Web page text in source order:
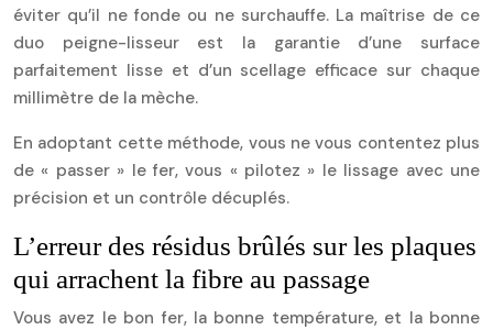
éviter qu’il ne fonde ou ne surchauffe. La maîtrise de ce
duo peigne-lisseur est la garantie d’une surface
parfaitement lisse et d’un scellage efficace sur chaque
millimètre de la mèche.
En adoptant cette méthode, vous ne vous contentez plus
de « passer » le fer, vous « pilotez » le lissage avec une
précision et un contrôle décuplés.
L’erreur des résidus brûlés sur les plaques
qui arrachent la fibre au passage
Vous avez le bon fer, la bonne température, et la bonne